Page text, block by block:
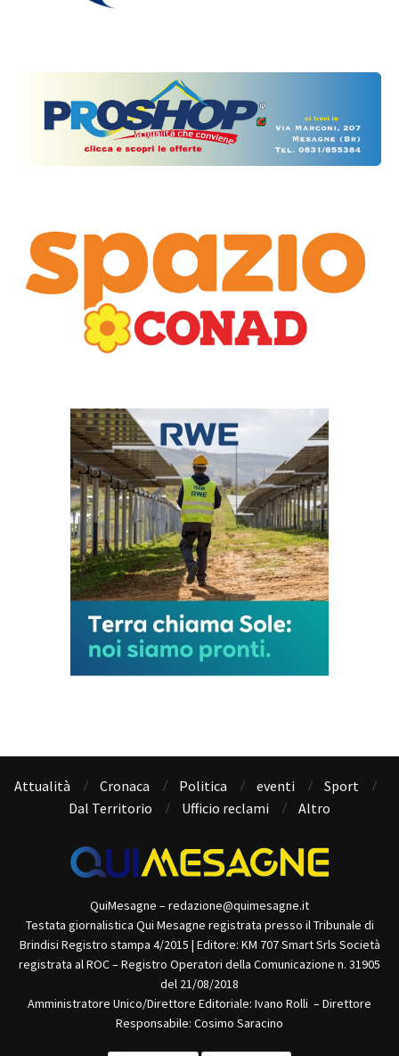
Attualità Cronaca Politica eventi
Sport
Dal Territorio
Ufficio reclami Altro
QuiMesagne – redazione@quimesagne.it
Testata giornalistica Qui Mesagne registrata presso il Tribunale di
Brindisi Registro stampa 4/2015 | Editore: KM 707 Smart Srls Società
registrata al ROC – Registro Operatori della Comunicazione n. 31905
del 21/08/2018
Amministratore Unico/Direttore Editoriale: Ivano Rolli – Direttore
Responsabile: Cosimo Saracino